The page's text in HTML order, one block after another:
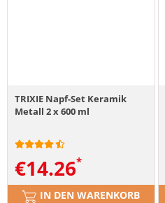
TRIXIE Napf-Set Keramik
Metall 2 x 600 ml
€14.26
IN DEN WARENKORB